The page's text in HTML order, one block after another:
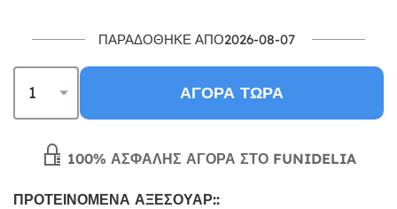
ΠΑΡΑΔΌΘΗΚΕ ΑΠΌ2026-08-07
ΑΓΟΡΆ ΤΏΡΑ
100% ΑΣΦΑΛΉΣ ΑΓΟΡΆ ΣΤΟ FUNIDELIA
ΠΡΟΤΕΙΝΌΜΕΝΑ ΑΞΕΣΟΥΆΡ::